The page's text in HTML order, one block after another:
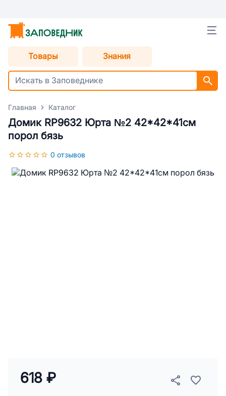
Товары Знания
Главная Каталог
Домик RP9632 Юрта №2 42*42*41см
порол бязь
0 отзывов
618 ₽